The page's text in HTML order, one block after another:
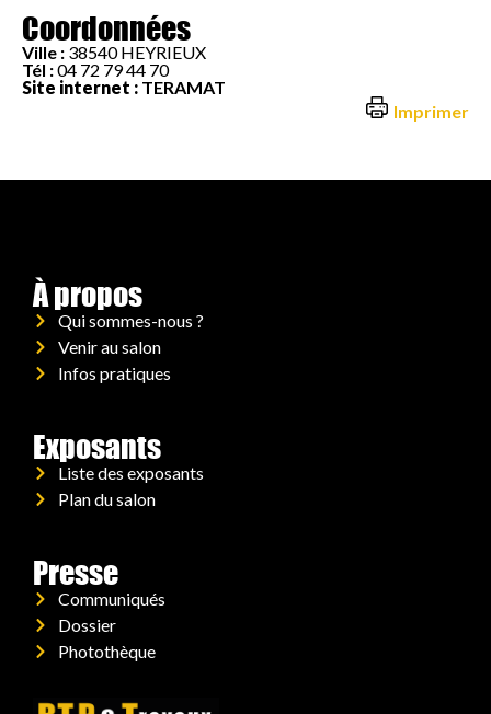
Coordonnées
Ville : 38540 HEYRIEUX
Tél :04 72 79 44 70
Site internet : TERAMAT
Imprimer
À propos
Qui sommes-nous ?
Venir au salon
Infos pratiques
Exposants
Liste des exposants
Plan du salon
Presse
Communiqués
Dossier
Photothèque